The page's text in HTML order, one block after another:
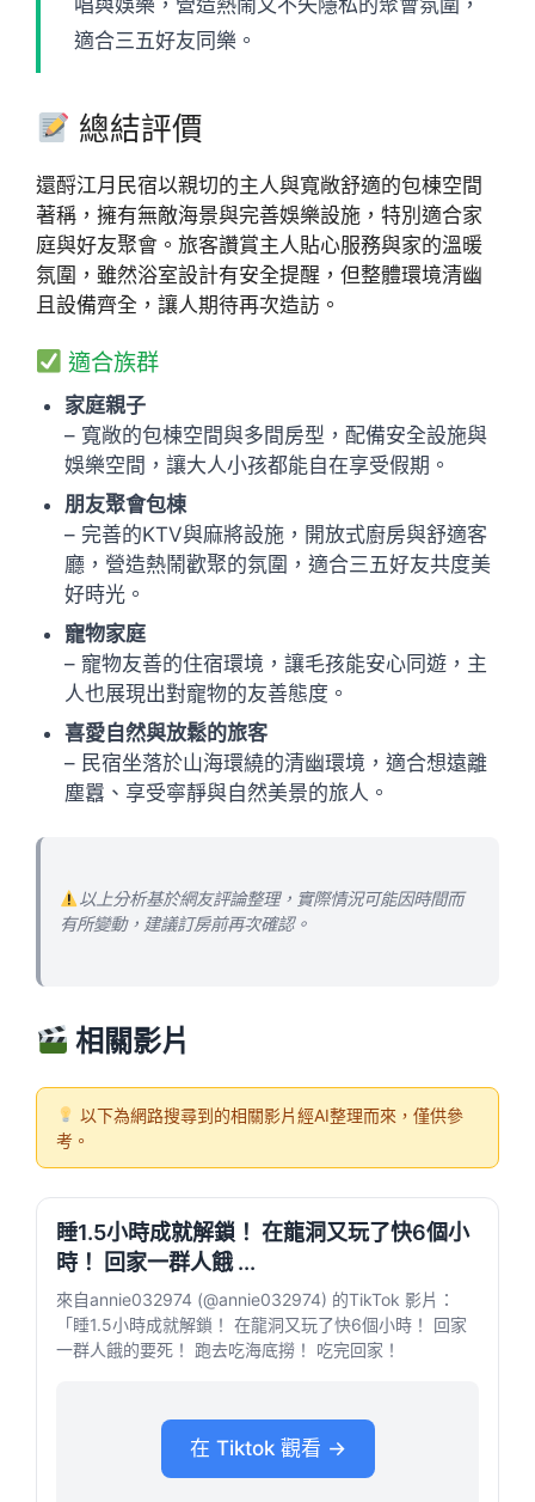
適合三五好友同樂。
總結評價
還酹江月民宿以親切的主人與寬敞舒適的包棟空間
著稱，擁有無敵海景與完善娛樂設施，特別適合家
庭與好友聚會。旅客讚賞主人貼心服務與家的溫暖
氛圍，雖然浴室設計有安全提醒，但整體環境清幽
且設備齊全，讓人期待再次造訪。
適合族群
家庭親子
– 寬敞的包棟空間與多間房型，配備安全設施與
娛樂空間，讓大人小孩都能自在享受假期。
朋友聚會包棟
– 完善的KTV與麻將設施，開放式廚房與舒適客
廳，營造熱鬧歡聚的氛圍，適合三五好友共度美
好時光。
寵物家庭
– 寵物友善的住宿環境，讓毛孩能安心同遊，主
人也展現出對寵物的友善態度。
喜愛自然與放鬆的旅客
– 民宿坐落於山海環繞的清幽環境，適合想遠離
塵囂、享受寧靜與自然美景的旅人。
以上分析基於網友評論整理，實際情況可能因時間而
有所變動，建議訂房前再次確認。
相關影片
以下為網路搜尋到的相關影片經AI整理而來，僅供參
考。
睡1.5小時成就解鎖！ 在龍洞又玩了快6個小
時！ 回家一群人餓 ...
來自annie032974 (@annie032974) 的TikTok 影片：
「睡1.5小時成就解鎖！ 在龍洞又玩了快6個小時！ 回家
一群人餓的要死！ 跑去吃海底撈！ 吃完回家！
在 Tiktok 觀看 →